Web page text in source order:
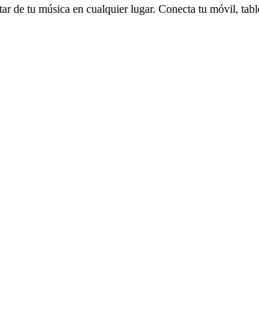
de tu música en cualquier lugar. Conecta tu móvil,